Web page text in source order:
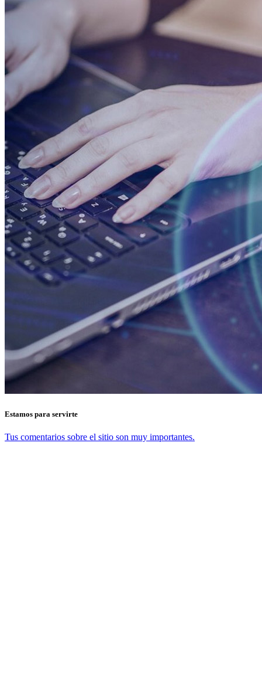
Estamos para servirte
Tus comentarios sobre el sitio son muy importantes.